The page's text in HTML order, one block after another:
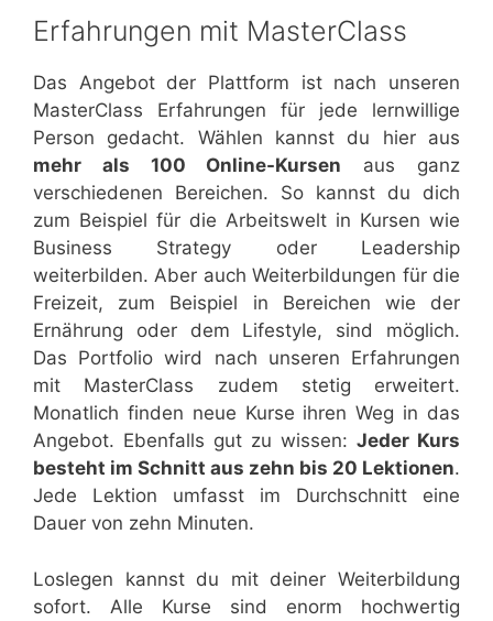
Erfahrungen mit MasterClass
Das Angebot der Plattform ist nach unseren
MasterClass Erfahrungen für jede lernwillige
Person gedacht. Wählen kannst du hier aus
mehr als 100 Online-Kursen aus ganz
verschiedenen Bereichen. So kannst du dich
zum Beispiel für die Arbeitswelt in Kursen wie
Business Strategy oder Leadership
weiterbilden. Aber auch Weiterbildungen für die
Freizeit, zum Beispiel in Bereichen wie der
Ernährung oder dem Lifestyle, sind möglich.
Das Portfolio wird nach unseren Erfahrungen
mit MasterClass zudem stetig erweitert.
Monatlich finden neue Kurse ihren Weg in das
Angebot. Ebenfalls gut zu wissen: Jeder Kurs
besteht im Schnitt aus zehn bis 20 Lektionen.
Jede Lektion umfasst im Durchschnitt eine
Dauer von zehn Minuten.
Loslegen kannst du mit deiner Weiterbildung
sofort. Alle Kurse sind enorm hochwertig